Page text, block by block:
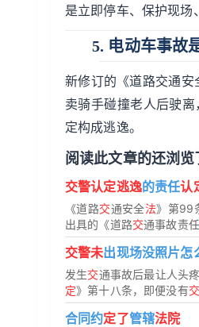
是立即停车、保护现场
5. 电动车事故
新修订的《道路交通
卖骑手碰撞老人后驶
定构成逃逸。
阅读此文章的还浏览
交警认定逃逸的责任认
《道路交通安全法》第99
出具的《道路交通事故责任
交警未出现场没照片怎
发生交通事故后最让人头
定》第十八条，即便没有
合同约定了管辖法院